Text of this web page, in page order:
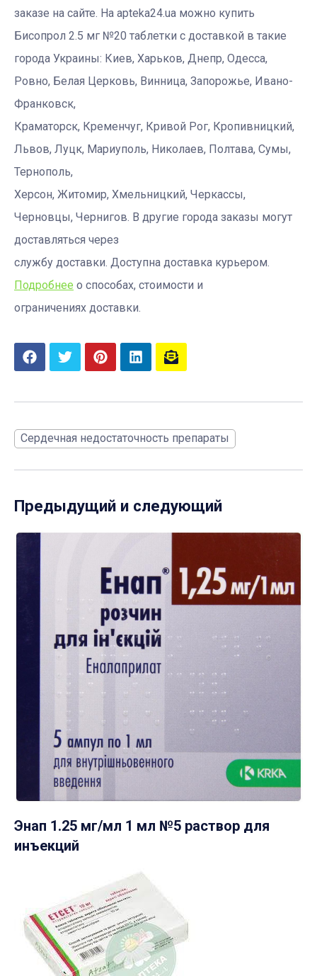
заказе на сайте. На apteka24.ua можно купить
Бисопрол 2.5 мг №20 таблетки с доставкой в такие
города Украины: Киев, Харьков, Днепр, Одесса,
Ровно, Белая Церковь, Винница, Запорожье, Ивано-
Франковск,
Краматорск, Кременчуг, Кривой Рог, Кропивницкий,
Львов, Луцк, Мариуполь, Николаев, Полтава, Сумы,
Тернополь,
Херсон, Житомир, Хмельницкий, Черкассы,
Черновцы, Чернигов. В другие города заказы могут
доставляться через
службу доставки. Доступна доставка курьером.
Подробнее о способах, стоимости и
ограничениях доставки.
Сердечная недостаточность препараты
Предыдущий и следующий
Энап 1.25 мг/мл 1 мл №5 раствор для
инъекций